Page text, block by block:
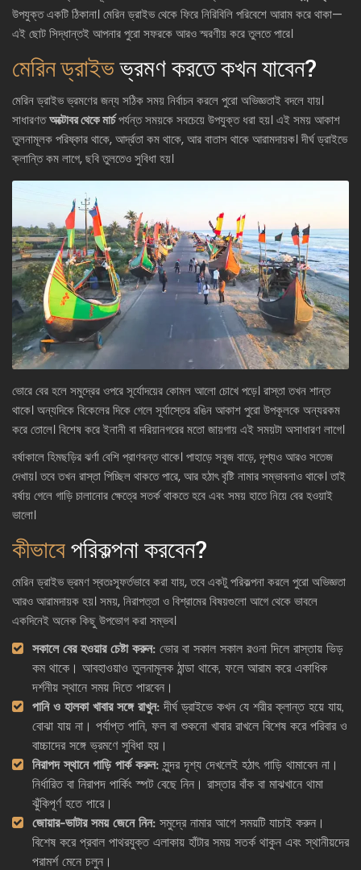
উপযুক্ত একটি ঠিকানা। মেরিন ড্রাইভ থেকে ফিরে নিরিবিলি পরিবেশে আরাম করে থাকা—
এই ছোট সিদ্ধান্তই আপনার পুরো সফরকে আরও স্মরণীয় করে তুলতে পারে।
মেরিন ড্রাইভভ্রমণ করতে কখন যাবেন?
মেরিন ড্রাইভ ভ্রমণের জন্য সঠিক সময় নির্বাচন করলে পুরো অভিজ্ঞতাই বদলে যায়।
সাধারণতঅক্টোবর থেকে মার্চপর্যন্ত সময়কে সবচেয়ে উপযুক্ত ধরা হয়। এই সময় আকাশ
তুলনামূলক পরিষ্কার থাকে, আর্দ্রতা কম থাকে, আর বাতাস থাকে আরামদায়ক। দীর্ঘ ড্রাইভে
ক্লান্তি কম লাগে, ছবি তুলতেও সুবিধা হয়।
ভোরে বের হলে সমুদ্রের ওপরে সূর্যোদয়ের কোমল আলো চোখে পড়ে। রাস্তা তখন শান্ত
থাকে। অন্যদিকে বিকেলের দিকে গেলে সূর্যাস্তের রঙিন আকাশ পুরো উপকূলকে অন্যরকম
করে তোলে। বিশেষ করে ইনানী বা দরিয়ানগরের মতো জায়গায় এই সময়টা অসাধারণ লাগে।
বর্ষাকালে হিমছড়ির ঝর্ণা বেশি প্রাণবন্ত থাকে। পাহাড়ে সবুজ বাড়ে, দৃশ্যও আরও সতেজ
দেখায়। তবে তখন রাস্তা পিচ্ছিল থাকতে পারে, আর হঠাৎ বৃষ্টি নামার সম্ভাবনাও থাকে। তাই
বর্ষায় গেলে গাড়ি চালানোর ক্ষেত্রে সতর্ক থাকতে হবে এবং সময় হাতে নিয়ে বের হওয়াই
ভালো।
কীভাবেপরিকল্পনা করবেন?
মেরিন ড্রাইভ ভ্রমণ স্বতঃস্ফূর্তভাবে করা যায়, তবে একটু পরিকল্পনা করলে পুরো অভিজ্ঞতা
আরও আরামদায়ক হয়। সময়, নিরাপত্তা ও বিশ্রামের বিষয়গুলো আগে থেকে ভাবলে
একদিনেই অনেক কিছু উপভোগ করা সম্ভব।
সকালে বের হওয়ার চেষ্টা করুন: ভোর বা সকাল সকাল রওনা দিলে রাস্তায় ভিড়
কম থাকে। আবহাওয়াও তুলনামূলক ঠান্ডা থাকে, ফলে আরাম করে একাধিক
দর্শনীয় স্থানে সময় দিতে পারবেন।
পানি ও হালকা খাবার সঙ্গে রাখুন: দীর্ঘ ড্রাইভে কখন যে শরীর ক্লান্ত হয়ে যায়,
বোঝা যায় না। পর্যাপ্ত পানি, ফল বা শুকনো খাবার রাখলে বিশেষ করে পরিবার ও
বাচ্চাদের সঙ্গে ভ্রমণে সুবিধা হয়।
নিরাপদ স্থানে গাড়ি পার্ক করুন: সুন্দর দৃশ্য দেখলেই হঠাৎ গাড়ি থামাবেন না।
নির্ধারিত বা নিরাপদ পার্কিং স্পট বেছে নিন। রাস্তার বাঁক বা মাঝখানে থামা
ঝুঁকিপূর্ণ হতে পারে।
জোয়ার-ভাটার সময় জেনে নিন: সমুদ্রে নামার আগে সময়টি যাচাই করুন।
বিশেষ করে প্রবাল পাথরযুক্ত এলাকায় হাঁটার সময় সতর্ক থাকুন এবং স্থানীয়দের
পরামর্শ মেনে চলুন।